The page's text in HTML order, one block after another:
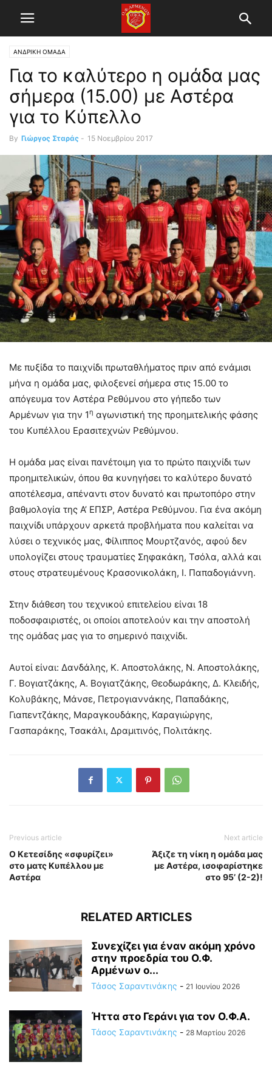
ΑΝΔΡΙΚΗ ΟΜΑΔΑ
Για το καλύτερο η ομάδα μας
σήμερα (15.00) με Αστέρα
για το Κύπελλο
By Γιώργος Σταράς - 15 Νοεμβρίου 2017
Με πυξίδα το παιχνίδι πρωταθλήματος πριν από ενάμισι
μήνα η ομάδα μας, φιλοξενεί σήμερα στις 15.00 το
απόγευμα τον Αστέρα Ρεθύμνου στο γήπεδο των
Αρμένων για την 1η αγωνιστική της προημιτελικής φάσης
του Κυπέλλου Ερασιτεχνών Ρεθύμνου.
Η ομάδα μας είναι πανέτοιμη για το πρώτο παιχνίδι των
προημιτελικών, όπου θα κυνηγήσει το καλύτερο δυνατό
αποτέλεσμα, απέναντι στον δυνατό και πρωτοπόρο στην
βαθμολογία της Α’ ΕΠΣΡ, Αστέρα Ρεθύμνου. Για ένα ακόμη
παιχνίδι υπάρχουν αρκετά προβλήματα που καλείται να
λύσει ο τεχνικός μας, Φίλιππος Μουρτζανός, αφού δεν
υπολογίζει στους τραυματίες Σηφακάκη, Τσόλα, αλλά και
στους στρατευμένους Κρασονικολάκη, Ι. Παπαδογιάννη.
Στην διάθεση του τεχνικού επιτελείου είναι 18
ποδοσφαιριστές, οι οποίοι αποτελούν και την αποστολή
της ομάδας μας για το σημερινό παιχνίδι.
Αυτοί είναι: Δανδάλης, Κ. Αποστολάκης, Ν. Αποστολάκης,
Γ. Βογιατζάκης, Α. Βογιατζάκης, Θεοδωράκης, Δ. Κλειδής,
Κολυβάκης, Μάνσε, Πετρογιαννάκης, Παπαδάκης,
Γιαπεντζάκης, Μαραγκουδάκης, Καραγιώργης,
Γασπαράκης, Τσακάλι, Δραμιτινός, Πολιτάκης.
Previous article
Ο Κετεσίδης «σφυρίζει»
στο ματς Κυπέλλου με
Αστέρα
Next article
Άξιζε τη νίκη η ομάδα μας
με Αστέρα, ισοφαρίστηκε
στο 95’ (2-2)!
RELATED ARTICLES
Συνεχίζει για έναν ακόμη χρόνο
στην προεδρία του Ο.Φ.
Αρμένων ο...
Τάσος Σαραντινάκης - 21 Ιουνίου 2026
Ήττα στο Γεράνι για τον Ο.Φ.Α.
Τάσος Σαραντινάκης - 28 Μαρτίου 2026